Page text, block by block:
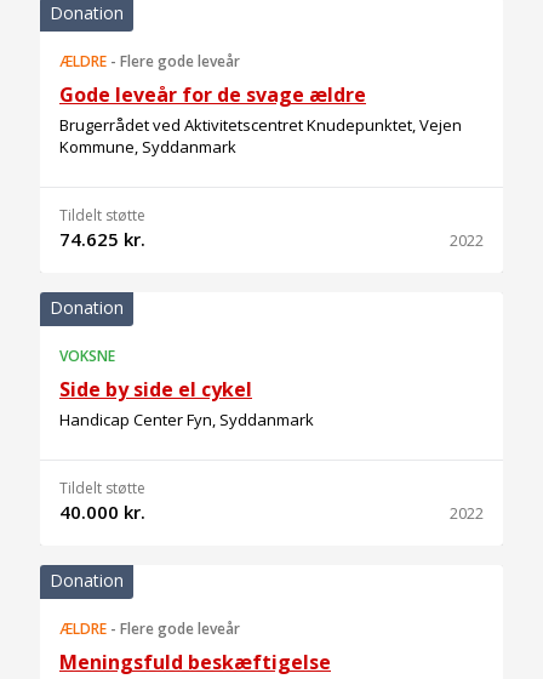
Donation
ÆLDRE - Flere gode leveår
Gode leveår for de svage ældre
Brugerrådet ved Aktivitetscentret Knudepunktet, Vejen
Kommune, Syddanmark
Tildelt støtte
74.625 kr. 2022
Donation
VOKSNE
Side by side el cykel
Handicap Center Fyn, Syddanmark
Tildelt støtte
40.000 kr. 2022
Donation
ÆLDRE - Flere gode leveår
Meningsfuld beskæftigelse